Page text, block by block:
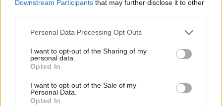
Downstream Participants that may further disclose it to other
Personal Data Processing Opt Outs
I want to opt-out of the Sharing of my
personal data.
Opted In
I want to opt-out of the Sale of my
Personal Data.
Opted In
από την αγαπημένη του πατρίδα.Το 2009, ο Ρετζέπ
Ταγίπ Ερντογάν του δίνει και πάλι την τουρκική
ιθαγένεια, αλλά το σώμα του δεν έχει επιτραπεί να
επιστρέψει στην Τουρκία, όπως ήταν η τελευταία
του επιθυμία“Θάψτε με στην Ανατολία. Σ’ ένα
κοιμητήρι χωριού. Κι αν γίνεται ένα πλατάνι να